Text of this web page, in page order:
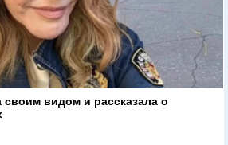
своим видом и рассказала о